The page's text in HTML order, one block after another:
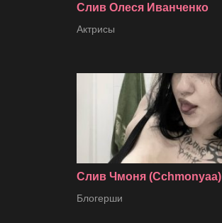
Слив Олеся Иванченко
Актрисы
Слив Чмоня (Cchmonyaa)
Блогерши